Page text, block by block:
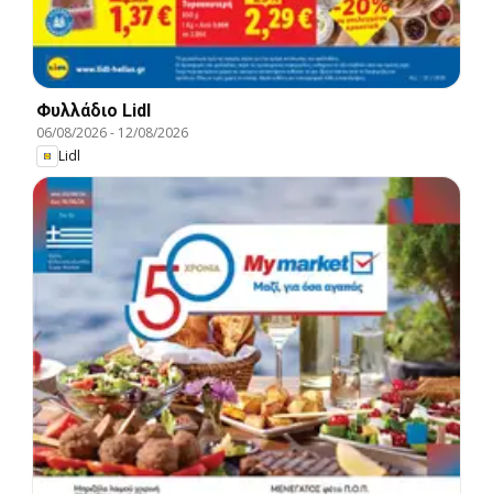
Φυλλάδιο Lidl
06/08/2026- 12/08/2026
Lidl